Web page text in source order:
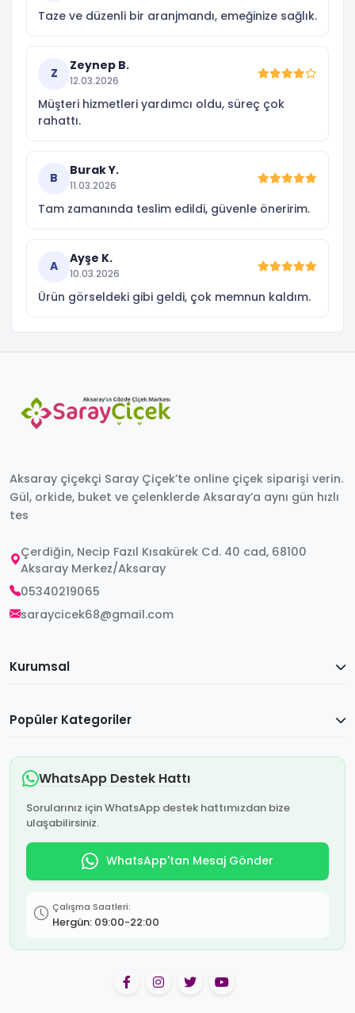
Taze ve düzenli bir aranjmandı, emeğinize sağlık.
Z
Zeynep B.
12.03.2026
Müşteri hizmetleri yardımcı oldu, süreç çok
rahattı.
B
Burak Y.
11.03.2026
Tam zamanında teslim edildi, güvenle öneririm.
A
Ayşe K.
10.03.2026
Ürün görseldeki gibi geldi, çok memnun kaldım.
Aksaray çiçekçi Saray Çiçek’te online çiçek siparişi verin.
Gül, orkide, buket ve çelenklerde Aksaray’a aynı gün hızlı
tes
Çerdiğin, Necip Fazıl Kısakürek Cd. 40 cad, 68100
Aksaray Merkez/Aksaray
05340219065
saraycicek68@gmail.com
Kurumsal
Popüler Kategoriler
WhatsApp Destek Hattı
Sorularınız için WhatsApp destek hattımızdan bize
ulaşabilirsiniz.
WhatsApp'tan Mesaj Gönder
Çalışma Saatleri:
Hergün: 09:00-22:00